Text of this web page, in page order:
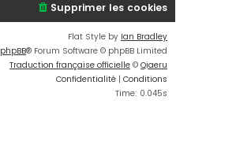
Supprimer les cookies
Flat Style by Ian Bradley
phpBB® Forum Software © phpBB Limited
Traduction française officielle © Qiaeru
Confidentialité | Conditions
Time: 0.045s